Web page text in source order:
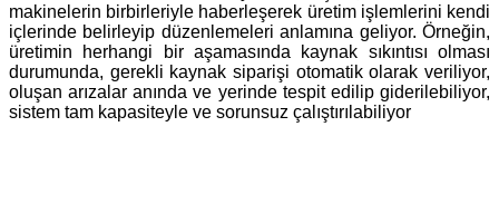
makinelerin birbirleriyle haberleşerek üretim işlemlerini kendi
içlerinde belirleyip düzenlemeleri anlamına geliyor. Örneğin,
üretimin herhangi bir aşamasında kaynak sıkıntısı olması
durumunda, gerekli kaynak siparişi otomatik olarak veriliyor,
oluşan arızalar anında ve yerinde tespit edilip giderilebiliyor,
sistem tam kapasiteyle ve sorunsuz çalıştırılabiliyor